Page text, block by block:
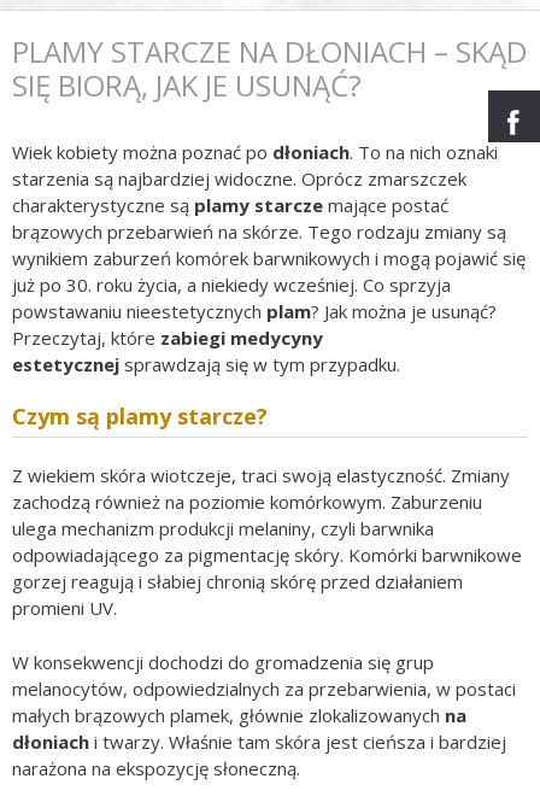
PLAMY STARCZE NA DŁONIACH – SKĄD
SIĘ BIORĄ, JAK JE USUNĄĆ?
Wiek kobiety można poznać po dłoniach. To na nich oznaki
starzenia są najbardziej widoczne. Oprócz zmarszczek
charakterystyczne są plamy starcze mające postać
brązowych przebarwień na skórze. Tego rodzaju zmiany są
wynikiem zaburzeń komórek barwnikowych i mogą pojawić się
już po 30. roku życia, a niekiedy wcześniej. Co sprzyja
powstawaniu nieestetycznych plam? Jak można je usunąć?
Przeczytaj, które zabiegi medycyny
estetycznej sprawdzają się w tym przypadku.
Czym są plamy starcze?
Z wiekiem skóra wiotczeje, traci swoją elastyczność. Zmiany
zachodzą również na poziomie komórkowym. Zaburzeniu
ulega mechanizm produkcji melaniny, czyli barwnika
odpowiadającego za pigmentację skóry. Komórki barwnikowe
gorzej reagują i słabiej chronią skórę przed działaniem
promieni UV.
W konsekwencji dochodzi do gromadzenia się grup
melanocytów, odpowiedzialnych za przebarwienia, w postaci
małych brązowych plamek, głównie zlokalizowanych na
dłoniach i twarzy. Właśnie tam skóra jest cieńsza i bardziej
narażona na ekspozycję słoneczną.